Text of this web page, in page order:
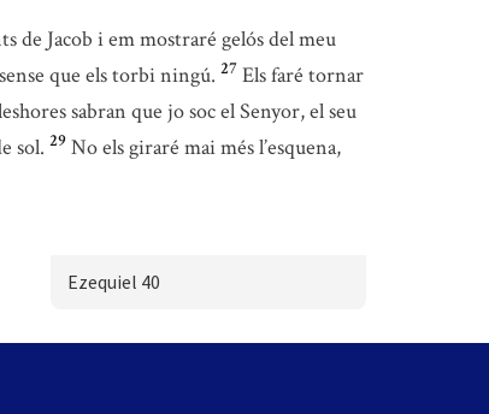
de Jacob i em mostraré gelós del meu
que els torbi ningú. 27 Els faré tornar
sabran que jo soc el Senyor, el seu
sol. 29 No els giraré mai més l’esquena,
Ezequiel 40